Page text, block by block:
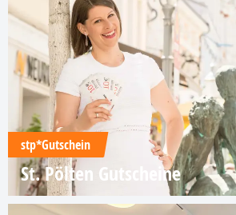
stp*Gutschein
St. Pölten Gutscheine